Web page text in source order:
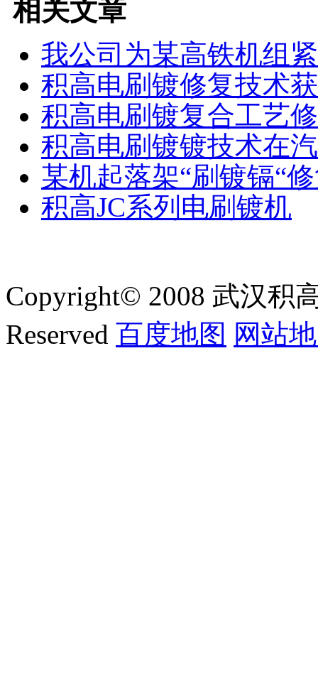
相关文章
我公司为某高铁机组
积高电刷镀修复技术
积高电刷镀复合工艺
积高电刷镀镀技术在
某机起落架“刷镀镉“
积高JC系列电刷镀机
Copyright© 2008 武汉积
Reserved 百度地图 网站